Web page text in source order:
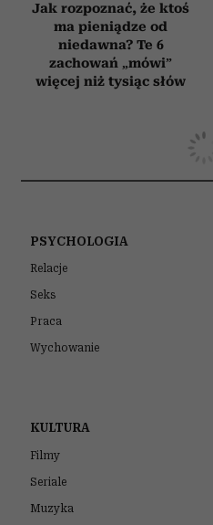
Jak rozpoznać, że ktoś
ma pieniądze od
niedawna? Te 6
zachowań „mówi”
więcej niż tysiąc słów
PSYCHOLOGIA
Relacje
Seks
Praca
Wychowanie
KULTURA
Filmy
Seriale
Muzyka